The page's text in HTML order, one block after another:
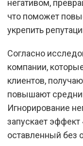
негативом,
что поможет
укрепить
Согласно
компании,
клиентов,
повышают
Игнорирование
запускает эффект
оставленный без